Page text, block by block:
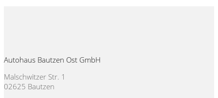
Autohaus Bautzen Ost GmbH
Malschwitzer Str. 1
02625 Bautzen